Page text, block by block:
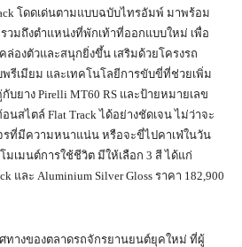
โดดเด่นตามแบบฉบับไทรอัมพ์ มาพร้อม
วมถึงตำแหน่งที่พักเท้าที่ออกแบบใหม่ เพื่อ
องตัวและสนุกยิ่งขึ้น เสริมด้วยโครงรถ
พรีเมียม และเทคโนโลยีการขับขี่ที่ช่วยเพิ่ม
ยาง Pirelli MT60 RS และป้ายหมายเลข
นสไตล์ Flat Track ได้อย่างชัดเจน ไม่ว่าจะ
รที่มีความหนาแน่น หรือจะขี่ไปคาเฟ่ในวัน
เมนต์การใช้ชีวิต มีให้เลือก 3 สี ได้แก่
และ Aluminium Silver Gloss ราคา 182,900
ทางของตลาดรถจักรยานยนต์ยุคใหม่ ที่ผู้